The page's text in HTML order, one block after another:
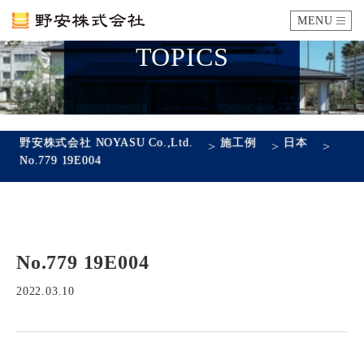
MENU
カタログ
企業情報
会社概要
採用情報
TOPICS
野安株式会社 NOYASU Co.,Ltd. >施工例 > 日本 >
No.779 19E004
No.779 19E004
2022.03.10